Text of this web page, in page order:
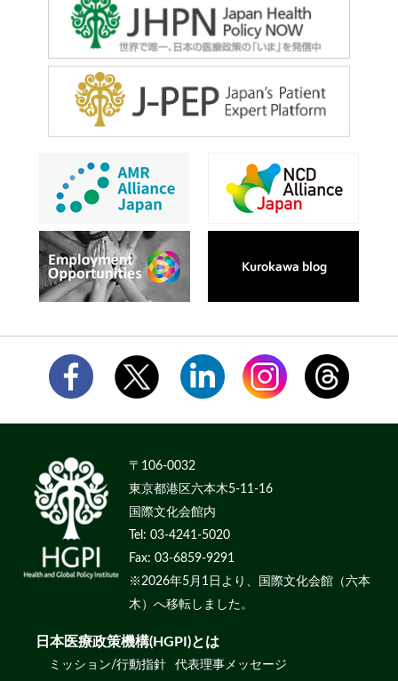
〒106-0032
東京都港区六本木5-11-16
国際文化会館内
Tel: 03-4241-5020
Fax: 03-6859-9291
※2026年5月1日より、国際文化会館（六本
木）へ移転しました。
日本医療政策機構(HGPI)とは
ミッション/行動指針 代表理事メッセージ